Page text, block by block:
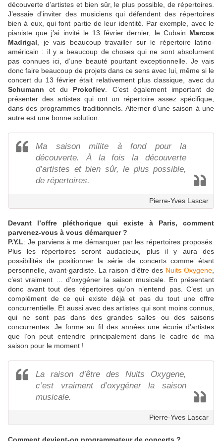
découverte d’artistes et bien sûr, le plus possible, de répertoires.
J’essaie d’inviter des musiciens qui défendent des répertoires
bien à eux, qui font partie de leur identité. Par exemple, avec le
pianiste que j’ai invité le 13 février dernier, le Cubain Marcos
Madrigal , je vais beaucoup travailler sur le répertoire latino-
américain : il y a beaucoup de choses qui ne sont absolument
pas connues ici, d’une beauté pourtant exceptionnelle. Je vais
donc faire beaucoup de projets dans ce sens avec lui, même si le
concert du 13 février était relativement plus classique, avec du
Schumann et du Prokofiev . C’est également important de
présenter des artistes qui ont un répertoire assez spécifique,
dans des programmes traditionnels. Alterner d’une saison à une
autre est une bonne solution.
Ma saison milite à fond pour la
découverte. À la fois la découverte
d’artistes et bien sûr, le plus possible,
de répertoires.
Pierre-Yves Lascar
Devant l’offre pléthorique qui existe à Paris, comment
parvenez-vous à vous démarquer ?
P.Y.L: Je parviens à me démarquer par les répertoires proposés.
Plus les répertoires seront audacieux, plus il y aura des
possibilités de positionner la série de concerts comme étant
personnelle, avant-gardiste. La raison d’être des Nuits Oxygene
c’est vraiment … d’oxygéner la saison musicale. En présentant
donc avant tout des répertoires qu’on n’entend pas. C’est un
complément de ce qui existe déjà et pas du tout une offre
concurrentielle. Et aussi avec des artistes qui sont moins connus,
qui ne sont pas dans des grandes salles ou des saisons
concurrentes. Je forme au fil des années une écurie d’artistes
que l’on peut entendre principalement dans le cadre de ma
saison pour le moment !
La raison d’être des Nuits Oxygene,
c’est vraiment d’oxygéner la saison
musicale.
Pierre-Yves Lascar